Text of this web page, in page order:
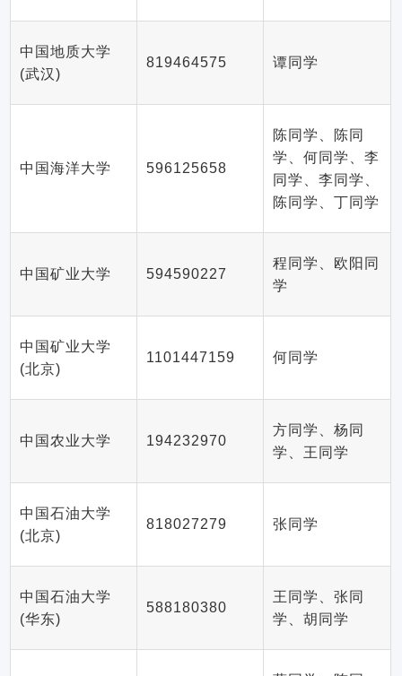
中国地质大学
(武汉)
819464575 谭同学
中国海洋大学 596125658
陈同学、陈同
学、何同学、李
同学、李同学、
陈同学、丁同学
中国矿业大学 594590227
程同学、欧阳同
学
中国矿业大学
(北京)
1101447159 何同学
中国农业大学 194232970
方同学、杨同
学、王同学
中国石油大学
(北京)
818027279 张同学
中国石油大学
(华东)
588180380
王同学、张同
学、胡同学